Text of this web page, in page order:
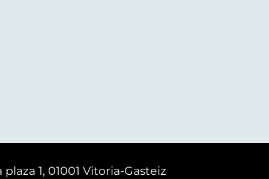
plaza 1, 01001 Vitoria-Gasteiz